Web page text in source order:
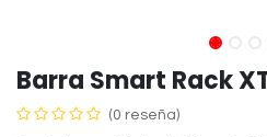
Barra Smart Rack
(0 reseña)